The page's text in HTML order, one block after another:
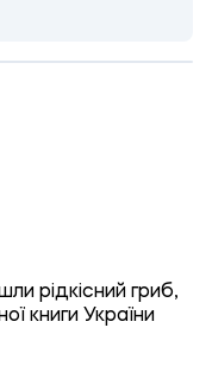
рідкісний гриб,
книги України